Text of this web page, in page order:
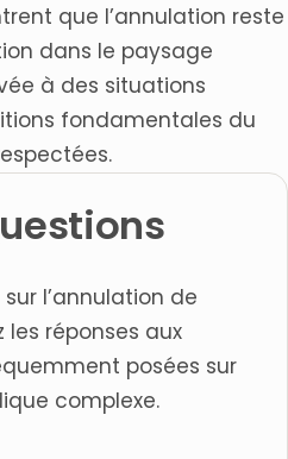
que l’annulation reste
dans le paysage
à des situations
fondamentales du
l’annulation de
les réponses aux
posées sur
complexe.